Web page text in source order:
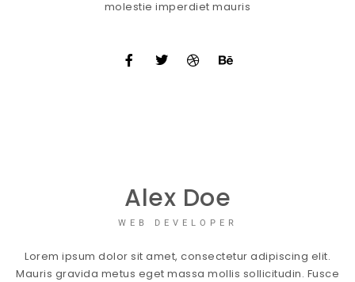
molestie imperdiet mauris
Alex Doe
WEB DEVELOPER
Lorem ipsum dolor sit amet, consectetur adipiscing elit.
Mauris gravida metus eget massa mollis sollicitudin. Fusce